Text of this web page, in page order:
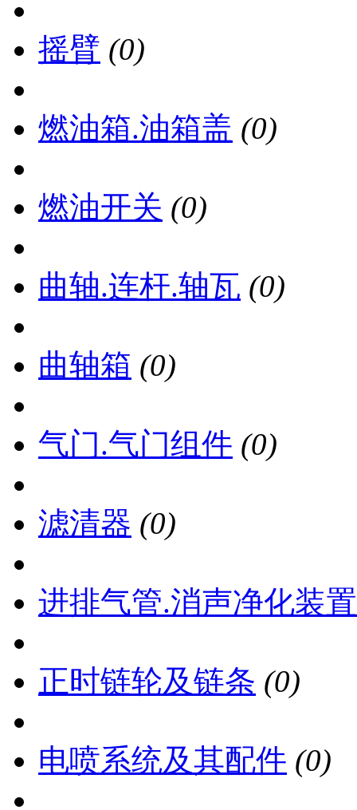
摇臂 (0)
燃油箱.油箱盖 (0)
燃油开关 (0)
曲轴.连杆.轴瓦 (0)
曲轴箱 (0)
气门.气门组件 (0)
滤清器 (0)
进排气管.消声净化装置
正时链轮及链条 (0)
电喷系统及其配件 (0)